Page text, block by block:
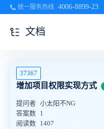
统一服务热线 4006-8899-23
文档
37367
增加项目权限实现方式
提问者 小太阳不NG
答案数 1
阅读数 1407